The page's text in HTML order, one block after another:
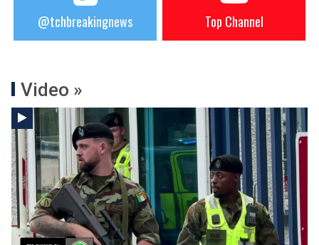
@tchbreakingnews Top Channel
Video »